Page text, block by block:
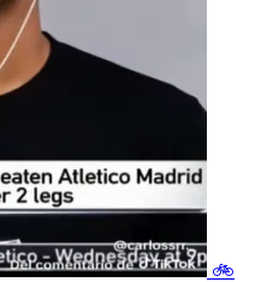
🚲